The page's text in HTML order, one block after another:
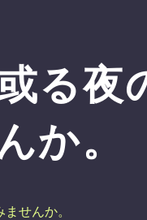
る夜
か。
せんか。